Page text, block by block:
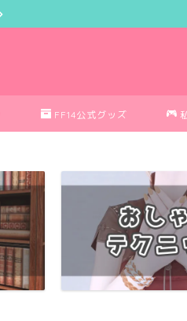
FF14公式グッズ